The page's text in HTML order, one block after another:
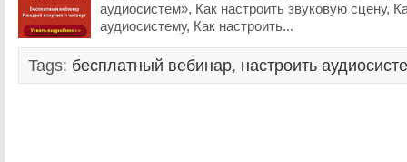
аудиосистем», Как настроить звуковую сцену,
аудиосистему, Как настроить...
Tags: бесплатный вебинар, настроить